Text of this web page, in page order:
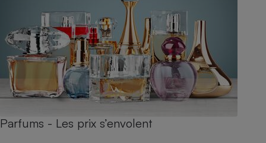
Parfums - Les prix s’envolent